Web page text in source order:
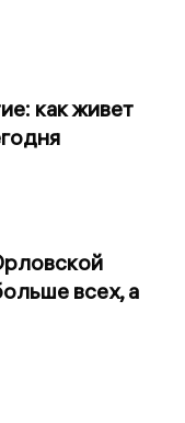
как живет
всех, а